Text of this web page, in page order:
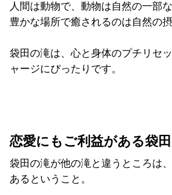
人間は動物で、動物は自然の一部
豊かな場所で癒されるのは自然の摂
袋田の滝は、心と身体のプチリセ
ャージにぴったりです。
恋愛にもご利益がある袋
袋田の滝が他の滝と違うところは
あるということ。